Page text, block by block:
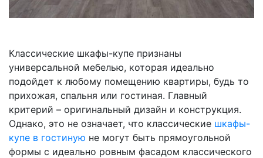
Классические шкафы-купе признаны
универсальной мебелью, которая идеально
подойдет к любому помещению квартиры, будь то
прихожая, спальня или гостиная. Главный
критерий – оригинальный дизайн и конструкция.
Однако, это не означает, что классические шкафы-
купе в гостиную не могут быть прямоугольной
формы с идеально ровным фасадом классического